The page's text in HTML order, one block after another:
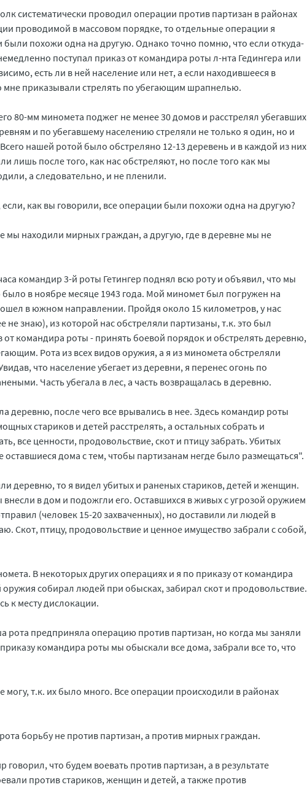
систематически проводил операции против партизан в районах
проводимой в массовом порядке, то отдельные операции я
были похожи одна на другую. Однако точно помню, что если откуда-
поступал приказ от командира роты л-нта Гедингера или
есть ли в ней население или нет, а если находившееся в
мне приказывали стрелять по убегающим шрапнелью.
80-мм миномета поджег не менее 30 домов и расстрелял убегавших
и по убегавшему населению стреляли не только я один, но и
нашей ротой было обстреляно 12-13 деревень и в каждой из них
лишь после того, как нас обстреляют, но после того как мы
а следовательно, и не пленили.
как вы говорили, все операции были похожи одна на другую?
мы находили мирных граждан, а другую, где в деревне мы не
командир 3-й роты Гетингер поднял всю роту и объявил, что мы
в ноябре месяце 1943 года. Мой миномет был погружен на
в южном направлении. Пройдя около 15 километров, у нас
не знаю), из которой нас обстреляли партизаны, т.к. это был
командира роты - принять боевой порядок и обстрелять деревню,
Рота из всех видов оружия, а я из миномета обстреляли
что население убегает из деревни, я перенес огонь по
Часть убегала в лес, а часть возвращалась в деревню.
деревню, после чего все врывались в нее. Здесь командир роты
стариков и детей расстрелять, а остальных собрать и
все ценности, продовольствие, скот и птицу забрать. Убитых
дома с тем, чтобы партизанам негде было размещаться".
деревню, то я видел убитых и раненых стариков, детей и женщин.
в дом и подожгли его. Оставшихся в живых с угрозой оружием
(человек 15-20 захваченных), но доставили ли людей в
Скот, птицу, продовольствие и ценное имущество забрали с собой,
В некоторых других операциях и я по приказу от командира
собирал людей при обысках, забирал скот и продовольствие.
к месту дислокации.
рота предприняла операцию против партизан, но когда мы заняли
командира роты мы обыскали все дома, забрали все то, что
могу, т.к. их было много. Все операции происходили в районах
борьбу не против партизан, а против мирных граждан.
что будем воевать против партизан, а в результате
против стариков, женщин и детей, а также против